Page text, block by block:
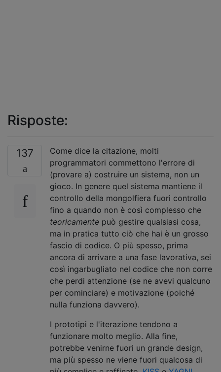
Risposte:
137
Come dice la citazione, molti
programmatori commettono l'errore di
(provare a) costruire un sistema, non un
gioco. In genere quel sistema mantiene il
controllo della mongolfiera fuori controllo
fino a quando non è così complesso che
teoricamente può gestire qualsiasi cosa,
ma in pratica tutto ciò che hai è un grosso
fascio di codice. O più spesso, prima
ancora di arrivare a una fase lavorativa, sei
così ingarbugliato nel codice che non corre
che perdi attenzione (se ne avevi qualcuno
per cominciare) e motivazione (poiché
nulla funziona davvero).
I prototipi e l'iterazione tendono a
funzionare molto meglio. Alla fine,
potrebbe venirne fuori un grande design,
ma più spesso ne viene fuori qualcosa di